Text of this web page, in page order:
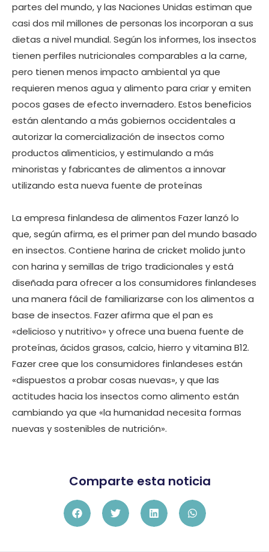
partes del mundo, y las Naciones Unidas estiman que
casi dos mil millones de personas los incorporan a sus
dietas a nivel mundial. Según los informes, los insectos
tienen perfiles nutricionales comparables a la carne,
pero tienen menos impacto ambiental ya que
requieren menos agua y alimento para criar y emiten
pocos gases de efecto invernadero. Estos beneficios
están alentando a más gobiernos occidentales a
autorizar la comercialización de insectos como
productos alimenticios, y estimulando a más
minoristas y fabricantes de alimentos a innovar
utilizando esta nueva fuente de proteínas
La empresa finlandesa de alimentos Fazer lanzó lo
que, según afirma, es el primer pan del mundo basado
en insectos. Contiene harina de cricket molido junto
con harina y semillas de trigo tradicionales y está
diseñada para ofrecer a los consumidores finlandeses
una manera fácil de familiarizarse con los alimentos a
base de insectos. Fazer afirma que el pan es
«delicioso y nutritivo» y ofrece una buena fuente de
proteínas, ácidos grasos, calcio, hierro y vitamina B12.
Fazer cree que los consumidores finlandeses están
«dispuestos a probar cosas nuevas», y que las
actitudes hacia los insectos como alimento están
cambiando ya que «la humanidad necesita formas
nuevas y sostenibles de nutrición».
Comparte esta noticia